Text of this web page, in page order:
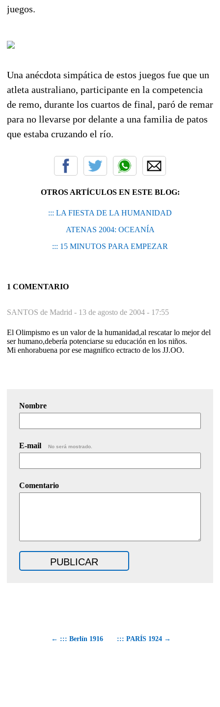
juegos.
Una anécdota simpática de estos juegos fue que un
atleta australiano, participante en la competencia
de remo, durante los cuartos de final, paró de remar
para no llevarse por delante a una familia de patos
que estaba cruzando el río.
OTROS ARTÍCULOS EN ESTE BLOG:
::: LA FIESTA DE LA HUMANIDAD
ATENAS 2004: OCEANÍA
::: 15 MINUTOS PARA EMPEZAR
1 COMENTARIO
SANTOS de Madrid - 13 de agosto de 2004 - 17:55
El Olimpismo es un valor de la humanidad,al rescatar lo mejor del
ser humano,debería potenciarse su educación en los niños.
Mi enhorabuena por ese magnifico ectracto de los JJ.OO.
Nombre
E-mail No será mostrado.
Comentario
← ::: Berlín 1916 ::: PARÍS 1924 →